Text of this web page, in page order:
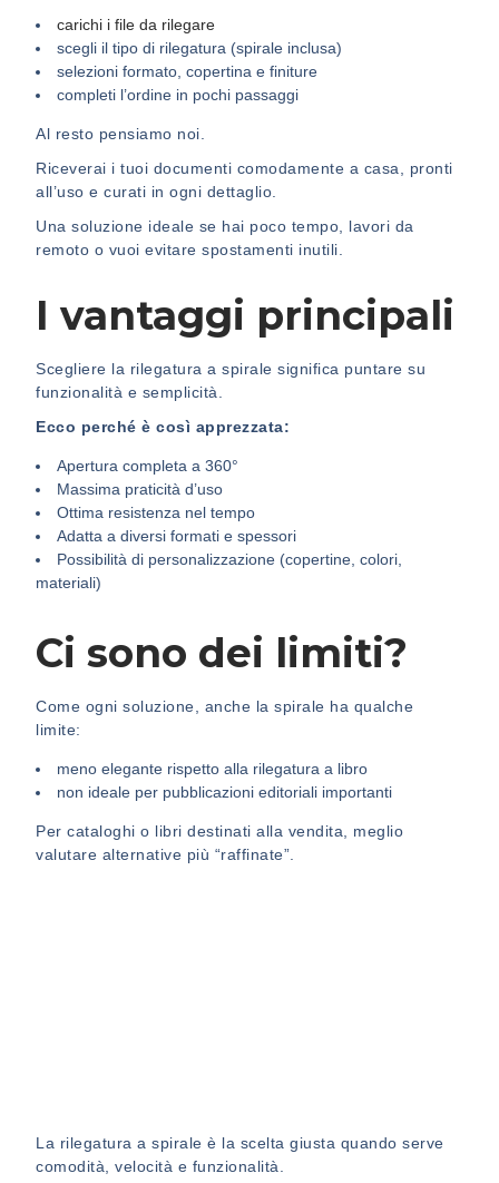
carichi i file da rilegare
scegli il tipo di rilegatura (spirale inclusa)
selezioni formato, copertina e finiture
completi l’ordine in pochi passaggi
Al resto pensiamo noi.
Riceverai i tuoi documenti comodamente a casa, pronti
all’uso e curati in ogni dettaglio.
Una soluzione ideale se hai poco tempo, lavori da
remoto o vuoi evitare spostamenti inutili.
I vantaggi principali
Scegliere la rilegatura a spirale significa puntare su
funzionalità e semplicità.
Ecco perché è così apprezzata:
Apertura completa a 360°
Massima praticità d’uso
Ottima resistenza nel tempo
Adatta a diversi formati e spessori
Possibilità di personalizzazione (copertine, colori,
materiali)
Ci sono dei limiti?
Come ogni soluzione, anche la spirale ha qualche
limite:
meno elegante rispetto alla rilegatura a libro
non ideale per pubblicazioni editoriali importanti
Per cataloghi o libri destinati alla vendita, meglio
valutare alternative più “raffinate”.
La rilegatura a spirale è la scelta giusta quando serve
comodità, velocità e funzionalità.